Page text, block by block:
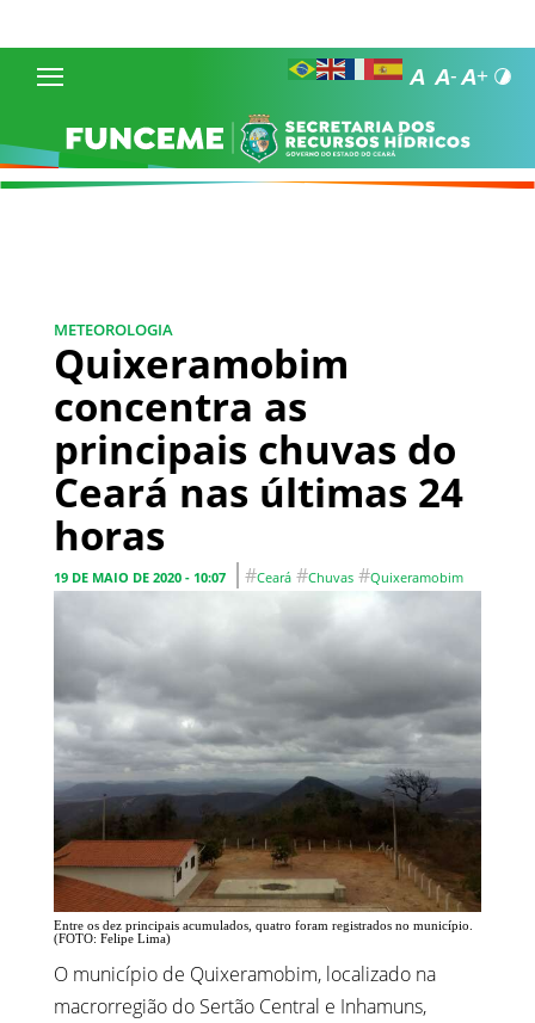
METEOROLOGIA
Quixeramobim
concentra as
principais chuvas do
Ceará nas últimas 24
horas
19 DE MAIO DE 2020 - 10:07 #Ceará #Chuvas #Quixeramobim
Entre os dez principais acumulados, quatro foram registrados no município.
(FOTO: Felipe Lima)
O município de Quixeramobim, localizado na
macrorregião do Sertão Central e Inhamuns,